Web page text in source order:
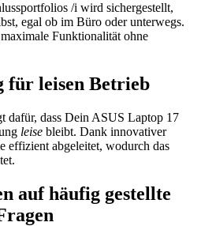
/i wird sichergestellt,
egal ob im Büro oder unterwegs.
Funktionalität ohne
für leisen Betrieb
dafür, dass Dein ASUS Laptop 17
leise bleibt. Dank innovativer
effizient abgeleitet, wodurch das
auf häufig gestellte